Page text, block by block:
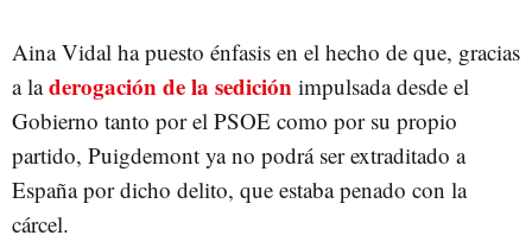
Aina Vidal ha puesto énfasis en el hecho de que, gracias
a laderogación de la sedición impulsada desde el
Gobierno tanto por el PSOE como por su propio
partido, Puigdemont ya no podrá ser extraditado a
España por dicho delito, que estaba penado con la
cárcel.